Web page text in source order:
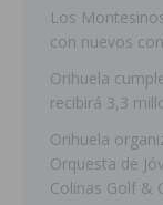
Los
con nuevos
Orihuela
recibirá 3,3
Orihuela
Orquesta de
Colinas Golf &